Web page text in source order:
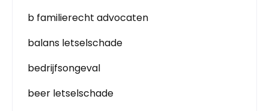
b familierecht advocaten
balans letselschade
bedrijfsongeval
beer letselschade